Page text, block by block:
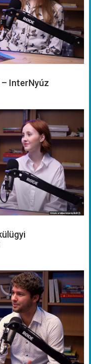
– InterNyúz